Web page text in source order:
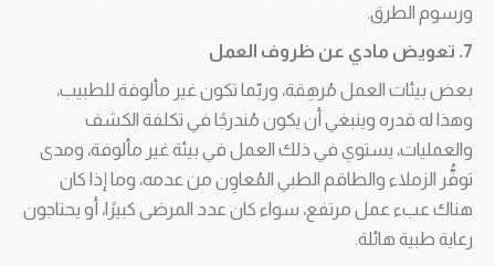
ورسوم الطرق.
7. تعويض مادي عن ظروف العمل
بعض بيئات العمل مُرهِقة، وربّما تكون غير مألوفة للطبيب،
وهذا له قدره وينبغي أن يكون مُندرجًا في تكلفة الكشف
والعمليات، يستوي في ذلك العمل في بيئة غير مألوفة، ومدى
توفُّر الزملاء والطاقم الطبي المُعاوِن من عدمه، وما إذا كان
هناك عبء عمل مرتفع، سواء كان عدد المرضى كبيرًا، أو يحتاجون
رعاية طبية هائلة.